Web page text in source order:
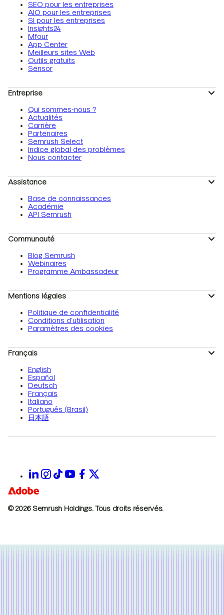
SEO pour les entreprises
AIO pour les entreprises
SI pour les entreprises
Insights24
Mfour
App Center
Meilleurs sites Web
Outils gratuits
Sensor
Entreprise
Qui sommes-nous ?
Actualités
Carrière
Partenaires
Semrush Select
Indice global des problèmes
Nous contacter
Assistance
Base de connaissances
Académie
API Semrush
Communauté
Blog Semrush
Webinaires
Programme Ambassadeur
Mentions légales
Politique de confidentialité
Conditions d’utilisation
Paramètres des cookies
Français
English
Español
Deutsch
Français
Italiano
Português (Brasil)
日本語
© 2026 Semrush Holdings. Tous droits réservés.